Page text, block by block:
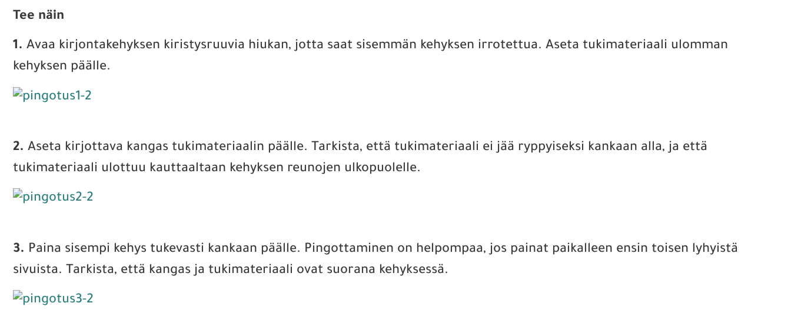
Tee näin
1. Avaa kirjontakehyksen kiristysruuvia hiukan, jotta saat sisemmän kehyksen irrotettua. Aseta tukimateriaali ulomman
kehyksen päälle.
2. Aseta kirjottava kangas tukimateriaalin päälle. Tarkista, että tukimateriaali ei jää ryppyiseksi kankaan alla, ja että
tukimateriaali ulottuu kauttaaltaan kehyksen reunojen ulkopuolelle.
3. Paina sisempi kehys tukevasti kankaan päälle. Pingottaminen on helpompaa, jos painat paikalleen ensin toisen lyhyistä
sivuista. Tarkista, että kangas ja tukimateriaali ovat suorana kehyksessä.